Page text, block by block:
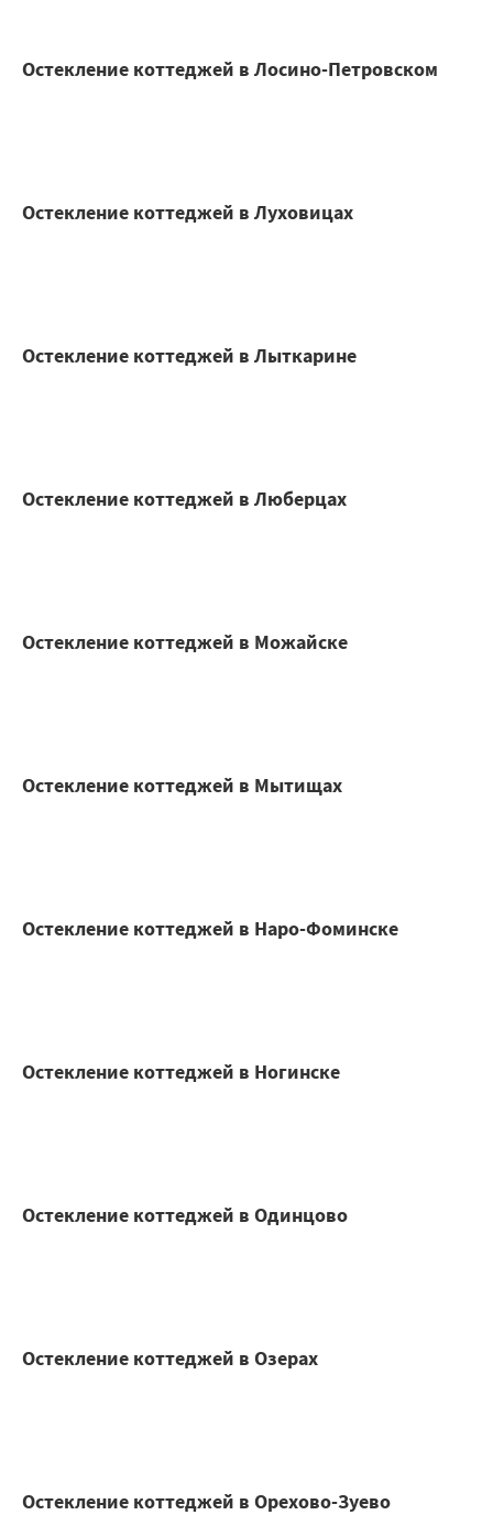
Остекление коттеджей в Лосино-Петровском
Остекление коттеджей в Луховицах
Остекление коттеджей в Лыткарине
Остекление коттеджей в Люберцах
Остекление коттеджей в Можайске
Остекление коттеджей в Мытищах
Остекление коттеджей в Наро-Фоминске
Остекление коттеджей в Ногинске
Остекление коттеджей в Одинцово
Остекление коттеджей в Озерах
Остекление коттеджей в Орехово-Зуево